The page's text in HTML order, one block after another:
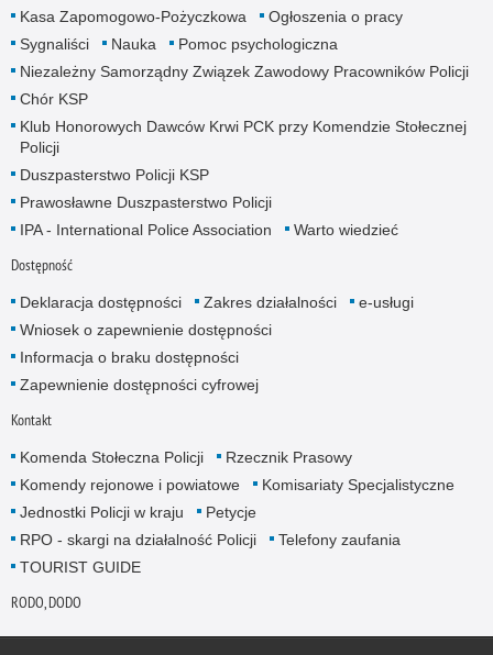
Kasa Zapomogowo-Pożyczkowa
Ogłoszenia o pracy
Sygnaliści
Nauka
Pomoc psychologiczna
Niezależny Samorządny Związek Zawodowy Pracowników Policji
Chór KSP
Klub Honorowych Dawców Krwi PCK przy Komendzie Stołecznej
Policji
Duszpasterstwo Policji KSP
Prawosławne Duszpasterstwo Policji
IPA - International Police Association
Warto wiedzieć
Dostępność
Deklaracja dostępności Zakres działalności
e-usługi
Wniosek o zapewnienie dostępności
Informacja o braku dostępności
Zapewnienie dostępności cyfrowej
Kontakt
Komenda Stołeczna Policji
Rzecznik Prasowy
Komendy rejonowe i powiatowe
Komisariaty Specjalistyczne
Jednostki Policji w kraju
Petycje
RPO - skargi na działalność Policji
Telefony zaufania
TOURIST GUIDE
RODO, DODO